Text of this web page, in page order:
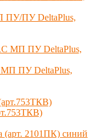
ПУ/ПУ DeltaPlus,
МП ПУ DeltaPlus,